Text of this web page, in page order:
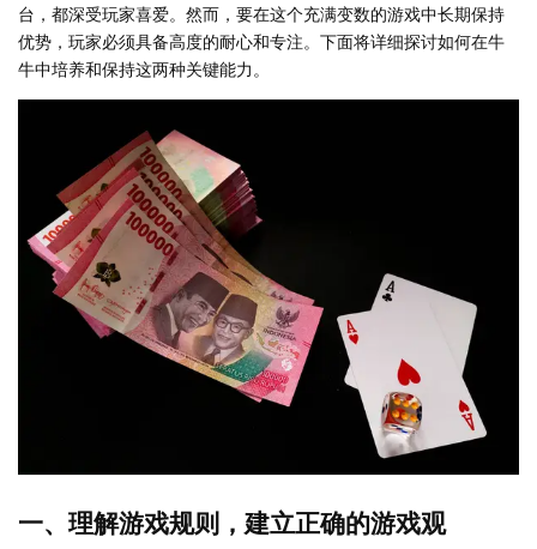
台，都深受玩家喜爱。然而，要在这个充满变数的游戏中长期保持
优势，玩家必须具备高度的耐心和专注。下面将详细探讨如何在牛
牛中培养和保持这两种关键能力。
一、理解游戏规则，建立正确的游戏观